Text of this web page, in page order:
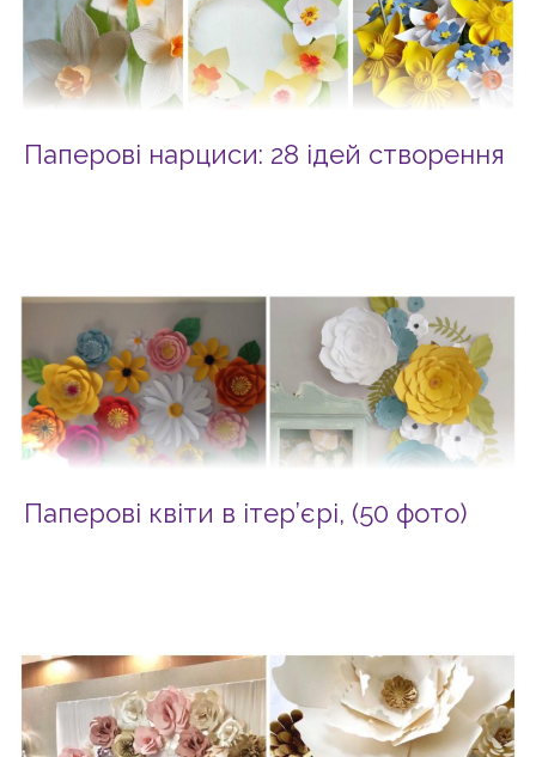
Паперові нарциси: 28 ідей створення
Паперові квіти в ітер’єрі, (50 фото)